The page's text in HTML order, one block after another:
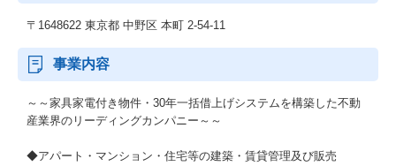
〒1648622 東京都 中野区 本町 2‐54‐11
事業内容
～～家具家電付き物件・30年一括借上げシステムを構築した不動
産業界のリーディングカンパニー～～
◆アパート・マンション・住宅等の建築・賃貸管理及び販売